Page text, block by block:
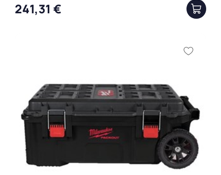
241,31 €